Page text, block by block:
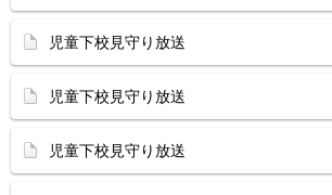
児童下校見守り放送
児童下校見守り放送
児童下校見守り放送